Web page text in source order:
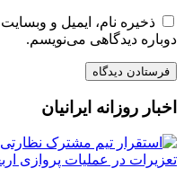
ذخیره نام، ایمیل و
دوباره دیدگاهی می‌نویسم.
اخبار روزانه ایرانیان